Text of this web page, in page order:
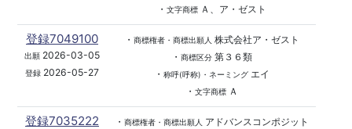
・ 文字商標Ａ、ア・ゼスト
登録7049100
出願 2026-03-05
登録 2026-05-27
・ 商標権者・商標出願人 株式会社ア・ゼスト
・ 商標区分第３６類
・ 称呼(呼称)・ネーミングエイ
・ 文字商標Ａ
登録7035222 ・ 商標権者・商標出願人
アドバンスコンポジット